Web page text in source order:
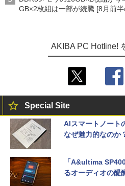
GB×2枚組は一部が続騰 [8月前
AKIBA PC Hotline!
Special Site
AIスマートノート
なぜ魅力的なのか
「A&ultima
るオーディオの醍